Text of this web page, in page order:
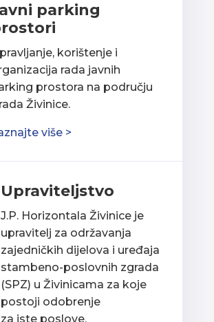
parking
korištenje i
rada javnih
prostora na području
Živinice.
više >
Upraviteljstvo
J.P. Horizontala Živinice je
upravitelj za održavanja
zajedničkih dijelova i uređaja
stambeno-poslovnih zgrada
(SPZ) u Živinicama za koje
postoji odobrenje
za iste poslove.